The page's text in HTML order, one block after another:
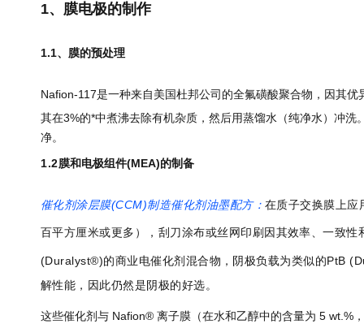
1、膜电极的制作
1.1、膜的预处理
Nafion-117是一种来自美国杜邦公司的全氟磺酸聚合物，因其
其在3%的*中煮沸去除有机杂质，然后用蒸馏水（纯净水）冲
净。
1.2膜和电极组件(MEA)的制备
催化剂涂层膜(CCM)制造催化剂油墨配方： 在质子交换膜上应
百平方厘米或更多），刮刀涂布或丝网印刷因其效率、一致
(Duralyst®)的商业电催化剂混合物，阴极负载为类似的PtB
解性能，因此仍然是阴极的好选。
这些催化剂与 Nafion® 离子膜（在水和乙醇中的含量为 5 wt.%